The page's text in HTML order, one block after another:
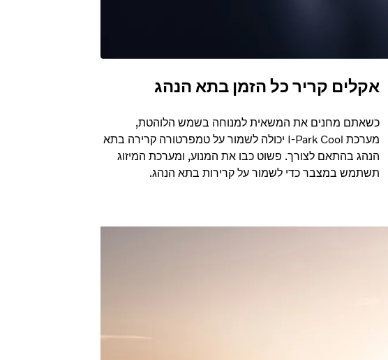
אקלים קריר כל הזמן בתא הנהג
כשאתם מחנים את המשאית למנוחה בשמש הלוהטת,
מערכת I-Park Cool יכולה לשמור על טמפרטורה קרירה בתא
הנהג בהתאם לצורך. פשוט כבו את המנוע, ומערכת המיזוג
תשתמש במצבר כדי לשמור על קרירות בתא הנהג.